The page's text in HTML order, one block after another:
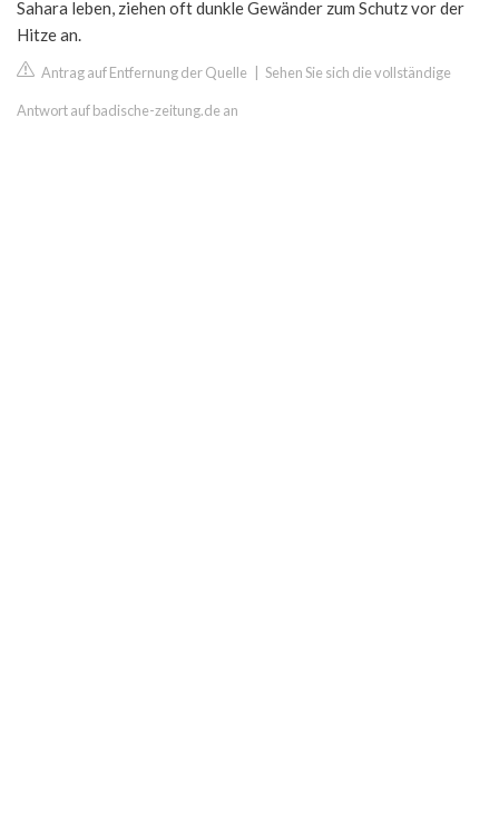
Sahara leben, ziehen oft dunkle Gewänder zum Schutz vor der
Hitze an.
Antrag auf Entfernung der Quelle Sehen Sie sich die vollständige
Antwort auf badische-zeitung.de an